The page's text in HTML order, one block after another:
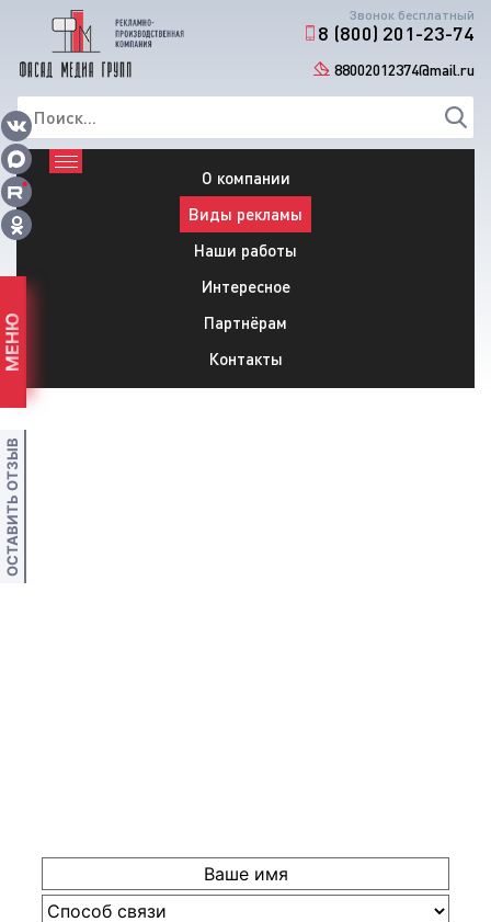
Звонок бесплатный
8 (800) 201-23-74
88002012374@mail.ru
О компании
Виды рекламы
Наши работы
Интересное
Партнёрам
Контакты
МЕНЮ
ОСТАВИТЬ ОТЗЫВ